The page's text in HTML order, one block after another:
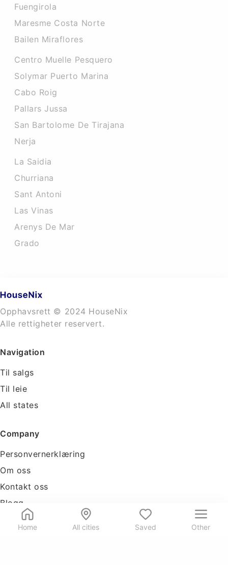
Home All cities Saved Other
Fuengirola
Maresme Costa Norte
Bailen Miraflores
Centro Muelle Pesquero
Solymar Puerto Marina
Cabo Roig
Pallars Jussa
San Bartolome De Tirajana
Nerja
La Saidia
Churriana
Sant Antoni
Las Vinas
Arenys De Mar
Grado
Opphavsrett © 2024 HouseNix
Alle rettigheter reservert.
Navigation
Til salgs
Til leie
All states
Company
Personvernerklæring
Om oss
Kontakt oss
Blogg
Tools